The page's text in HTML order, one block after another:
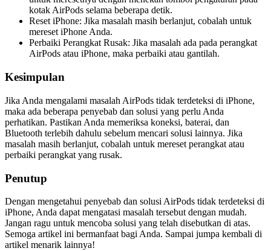
kotak AirPods selama beberapa detik.
Reset iPhone: Jika masalah masih berlanjut, cobalah untuk
mereset iPhone Anda.
Perbaiki Perangkat Rusak: Jika masalah ada pada perangkat
AirPods atau iPhone, maka perbaiki atau gantilah.
Kesimpulan
Jika Anda mengalami masalah AirPods tidak terdeteksi di iPhone,
maka ada beberapa penyebab dan solusi yang perlu Anda
perhatikan. Pastikan Anda memeriksa koneksi, baterai, dan
Bluetooth terlebih dahulu sebelum mencari solusi lainnya. Jika
masalah masih berlanjut, cobalah untuk mereset perangkat atau
perbaiki perangkat yang rusak.
Penutup
Dengan mengetahui penyebab dan solusi AirPods tidak terdeteksi di
iPhone, Anda dapat mengatasi masalah tersebut dengan mudah.
Jangan ragu untuk mencoba solusi yang telah disebutkan di atas.
Semoga artikel ini bermanfaat bagi Anda. Sampai jumpa kembali di
artikel menarik lainnya!